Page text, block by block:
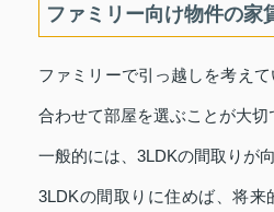
ファミリー向け物件の家
ファミリーで引っ越しを考え
合わせて部屋を選ぶことが大切
一般的には、3LDKの間取りが
3LDKの間取りに住めば、将来